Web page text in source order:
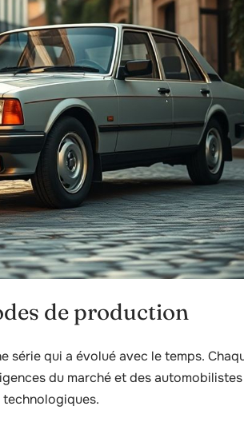
de production
série qui a évolué avec le temps.
du marché et des